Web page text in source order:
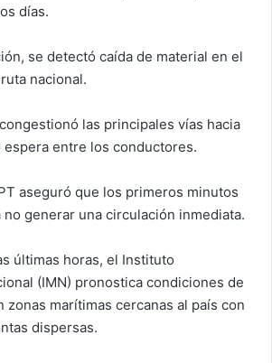
días.
se detectó caída de material en el
nacional.
las principales vías hacia
espera entre los conductores.
aseguró que los primeros minutos
generar una circulación inmediata.
últimas horas, el Instituto
(IMN) pronostica condiciones de
zonas marítimas cercanas al país con
dispersas.